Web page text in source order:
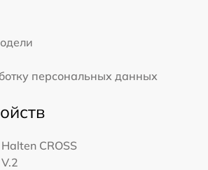
персональных данных
Halten CROSS
V.2